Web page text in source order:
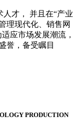
才， 并且在“产业
理现代化、销售网
应市场发展潮流，
誉，备受瞩目
PRODUCTION